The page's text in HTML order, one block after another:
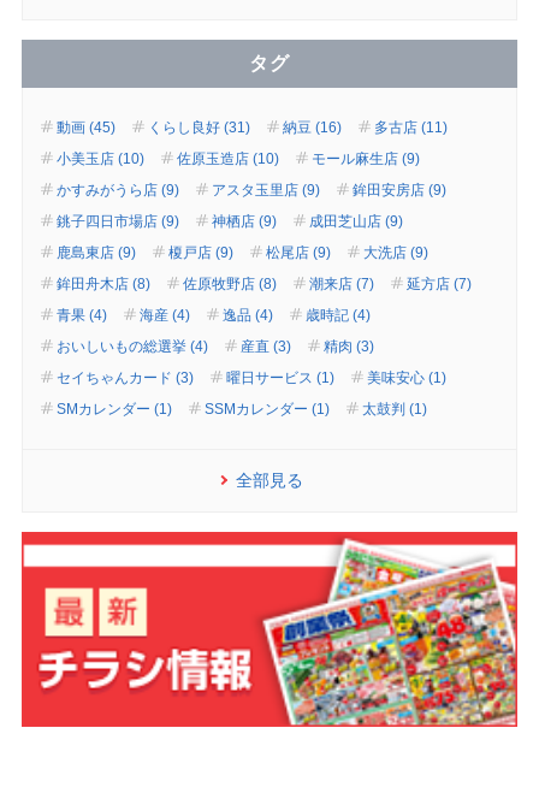
タグ
動画 (45) くらし良好 (31) 納豆 (16)
多古店 (11)
小美玉店 (10)
佐原玉造店 (10)
モール麻生店 (9)
かすみがうら店 (9)
アスタ玉里店 (9)
鉾田安房店 (9)
銚子四日市場店 (9)
神栖店 (9)
成田芝山店 (9)
鹿島東店 (9)
榎戸店 (9) 松尾店 (9)
大洗店 (9)
鉾田舟木店 (8)
佐原牧野店 (8) 潮来店 (7)
延方店 (7)
青果 (4)
海産 (4) 逸品 (4)
歳時記 (4)
おいしいもの総選挙 (4)
産直 (3)
精肉 (3)
セイちゃんカード (3)
曜日サービス (1)
美味安心 (1)
SMカレンダー (1)
SSMカレンダー (1) 太鼓判 (1)
全部見る